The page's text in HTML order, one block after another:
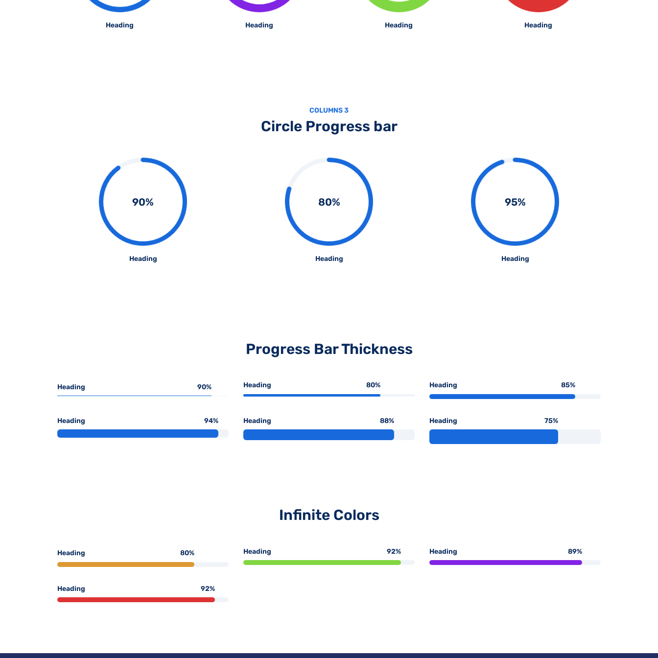
Heading Heading Heading Heading
COLUMNS 3
Circle Progress bar
90
Heading
80
Heading
95
Heading
Progress Bar Thickness
Heading 90% Heading 80% Heading 85%
Heading 94% Heading 88% Heading 75%
Infinite Colors
Heading 80% Heading 92% Heading 89%
Heading 92%